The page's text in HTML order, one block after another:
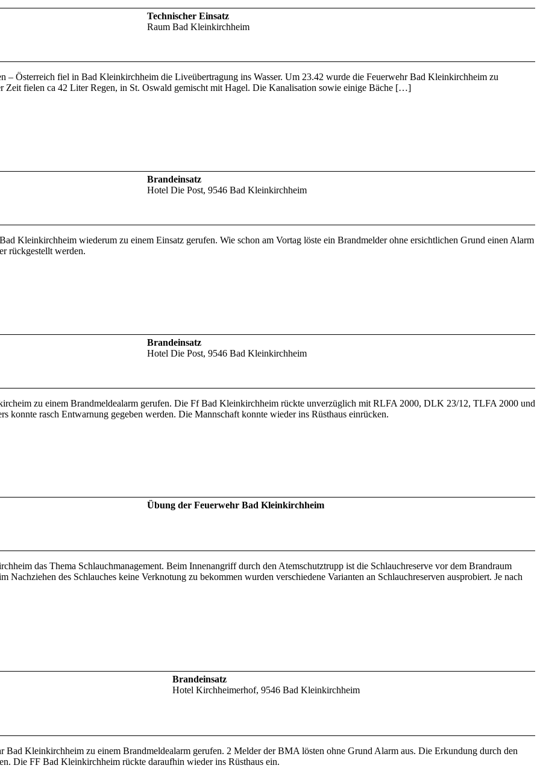
Technischer Einsatz
Raum Bad Kleinkirchheim
– Österreich fiel in Bad Kleinkirchheim die Liveübertragung ins Wasser. Um 23.42 wurde die Feuerwehr Bad Kleinkirchheim zu
Zeit fielen ca 42 Liter Regen, in St. Oswald gemischt mit Hagel. Die Kanalisation sowie einige Bäche […]
Brandeinsatz
Hotel Die Post, 9546 Bad Kleinkirchheim
Kleinkirchheim wiederum zu einem Einsatz gerufen. Wie schon am Vortag löste ein Brandmelder ohne ersichtlichen Grund einen Alarm
rückgestellt werden.
Brandeinsatz
Hotel Die Post, 9546 Bad Kleinkirchheim
zu einem Brandmeldealarm gerufen. Die Ff Bad Kleinkirchheim rückte unverzüglich mit RLFA 2000, DLK 23/12, TLFA 2000 und
konnte rasch Entwarnung gegeben werden. Die Mannschaft konnte wieder ins Rüsthaus einrücken.
Übung der Feuerwehr Bad Kleinkirchheim
das Thema Schlauchmanagement. Beim Innenangriff durch den Atemschutztrupp ist die Schlauchreserve vor dem Brandraum
Nachziehen des Schlauches keine Verknotung zu bekommen wurden verschiedene Varianten an Schlauchreserven ausprobiert. Je nach
Brandeinsatz
Hotel Kirchheimerhof, 9546 Bad Kleinkirchheim
Bad Kleinkirchheim zu einem Brandmeldealarm gerufen. 2 Melder der BMA lösten ohne Grund Alarm aus. Die Erkundung durch den
Die FF Bad Kleinkirchheim rückte daraufhin wieder ins Rüsthaus ein.